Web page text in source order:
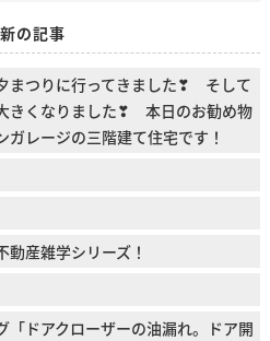
の記事
まつりに行ってきました❣ そして
きくなりました❣ 本日のお勧め物
レージの三階建て住宅です！
産雑学シリーズ！
「ドアクローザーの油漏れ。ドア開